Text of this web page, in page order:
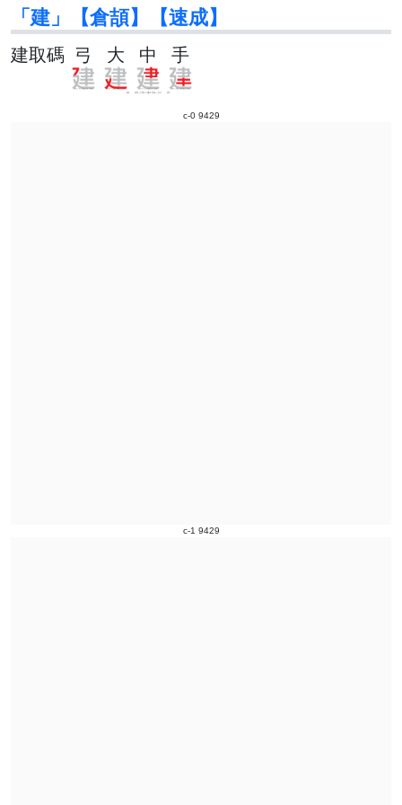
c-0 9429
c-1 9429
「建」【倉頡】【速成】
建取碼 弓 大 中 手